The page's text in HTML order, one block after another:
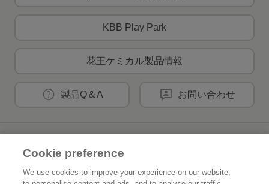
KBB Play Park
花王ケミカル製品情報
製品Q＆A お問い合わせ
Cookie preference
We use cookies to improve your experience on our website,